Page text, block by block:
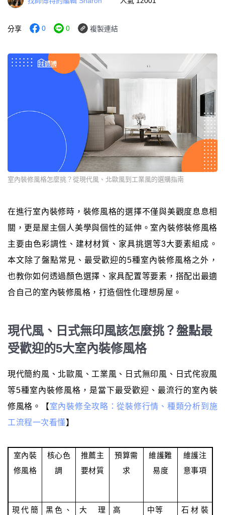
分享 0 0 複製連結
室內裝修風格怎麼挑？從現代風、北歐風到工業風的選購指南
在進行室內裝修時，裝修風格的選擇不僅與美觀度息息相
關，更是屋主個人美學與個性的延伸。室內裝修裝修風格
主要由色彩調性、建材材質、家具挑選等3大要素組成。
本文除了盤點常見、最受歡迎的5種室內裝修風格之外，
也教你如何透過顏色選擇、家具配置等要素，搭配出最適
合自己的室內裝修風格，打造個性化理想房屋。
現代風、日式無印風該怎麼挑？盤點最
受歡迎的5大室內裝修風格
現代簡約風、北歐風、工業風、日式無印風、日式侘寂風
等5種室內裝修風格，是當下最受歡迎、最流行的室內裝
修風格。【室內裝修全攻略：從裝修行情、種類分析到施
工流程一次看懂】
室內裝
修風格
核心色
調
推薦主
要材質
預算需
求
維護難
易度
維護注
意事項
現代簡
黑色、
大理
高 中等
石材裝